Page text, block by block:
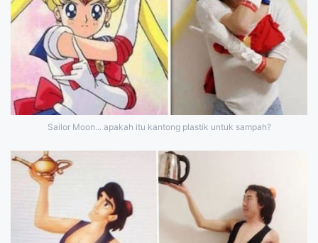
Sailor Moon... apakah itu kantong plastik untuk sampah?